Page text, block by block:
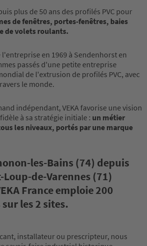
plus de 50 ans des profilés PVC pour
de fenêtres, portes-fenêtres, baies
de volets roulants.
en 1969 à Sendenhorst en
passés d'une petite entreprise
de l'extrusion de profilés PVC, avec
le monde.
indépendant, VEKA favorise une vision
à sa stratégie initiale : un métier
les niveaux, portés par une marque
les-Bains (74) depuis
Loup-de-Varennes (71)
France emploie 200
les 2 sites.
installateur ou prescripteur, nous